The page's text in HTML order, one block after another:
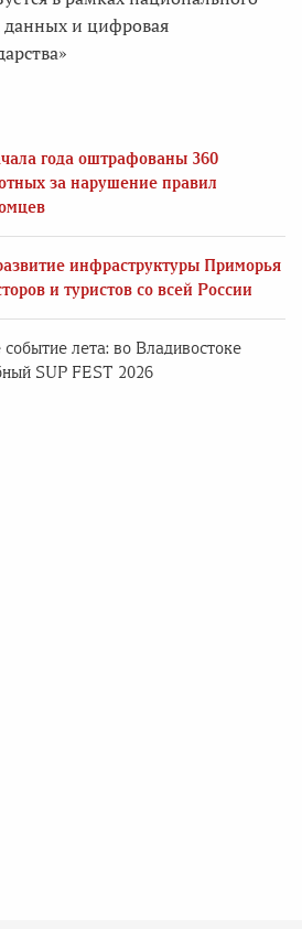
и цифровая
года оштрафованы 360
за нарушение правил
инфраструктуры Приморья
и туристов со всей России
лета: во Владивостоке
SUP FEST 2026